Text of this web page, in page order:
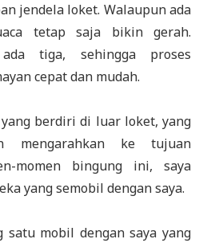
jendela loket. Walaupun ada
tetap saja bikin gerah.
tiga, sehingga proses
cepat dan mudah.
berdiri di luar loket, yang
mengarahkan ke tujuan
momen bingung ini, saya
yang semobil dengan saya.
satu mobil dengan saya yang